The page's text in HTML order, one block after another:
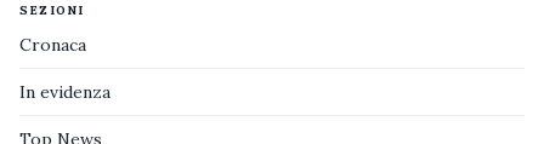
SEZIONI
Cronaca
In evidenza
Top News